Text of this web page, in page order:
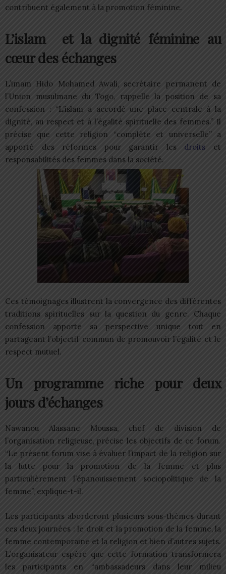
contribuent également à la promotion féminine.
L’islam et la dignité féminine au
cœur des échanges
L’imam Hido Mohamed Awali, secrétaire permanent de
l’Union musulmane du Togo, rappelle la position de sa
confession : “L’islam a accordé une place centrale à la
dignité, au respect et à l’égalité spirituelle des femmes.” Il
précise que cette religion “complète et universelle” a
apporté des réformes pour garantir les droits et
responsabilités des femmes dans la société.
Ces témoignages illustrent la convergence des différentes
traditions spirituelles sur la question du genre. Chaque
confession apporte sa perspective unique tout en
partageant l’objectif commun de promouvoir l’égalité et le
respect mutuel.
Un programme riche pour deux
jours d’échanges
Nawanou Alassane Moussa, chef de division de
l’organisation religieuse, précise les objectifs de ce forum.
“Le présent forum vise à évaluer l’impact de la religion sur
la lutte pour la promotion de la femme et plus
particulièrement l’épanouissement sociopolitique de la
femme”, explique-t-il.
Les participants aborderont plusieurs sous-thèmes durant
ces deux journées : le droit et la promotion de la femme, la
femme contemporaine et la religion et bien d’autres sujets.
L’organisateur espère que cette formation transformera
les participants en “ambassadeurs dans leur milieu